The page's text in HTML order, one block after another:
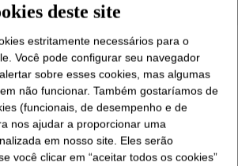
deste site
estritamente necessários para o
Você pode configurar seu navegador
sobre esses cookies, mas algumas
não funcionar. Também gostaríamos de
(funcionais, de desempenho e de
nos ajudar a proporcionar uma
em nosso site. Eles serão
você clicar em “aceitar todos os cookies”